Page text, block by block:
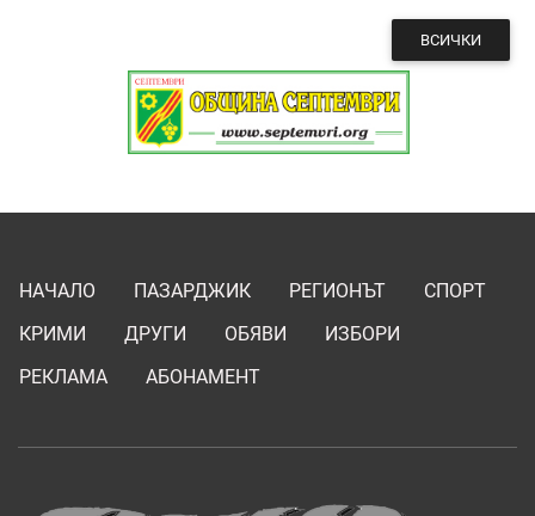
ВСИЧКИ
НАЧАЛО ПАЗАРДЖИК РЕГИОНЪТ
СПОРТ
КРИМИ
ДРУГИ ОБЯВИ
ИЗБОРИ
РЕКЛАМА
АБОНАМЕНТ